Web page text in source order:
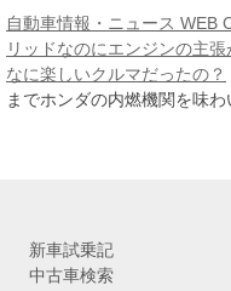
カ
イ
ブ
自動車情報・ニュース WEB
リッドなのにエンジンの主
なに楽しいクルマだったの？
までホンダの内燃機関を味
新車試乗記
中古車検索